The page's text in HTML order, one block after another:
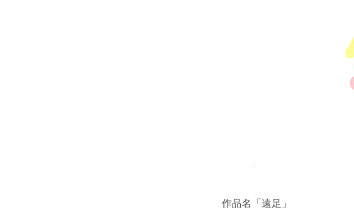
作品名「遠足」